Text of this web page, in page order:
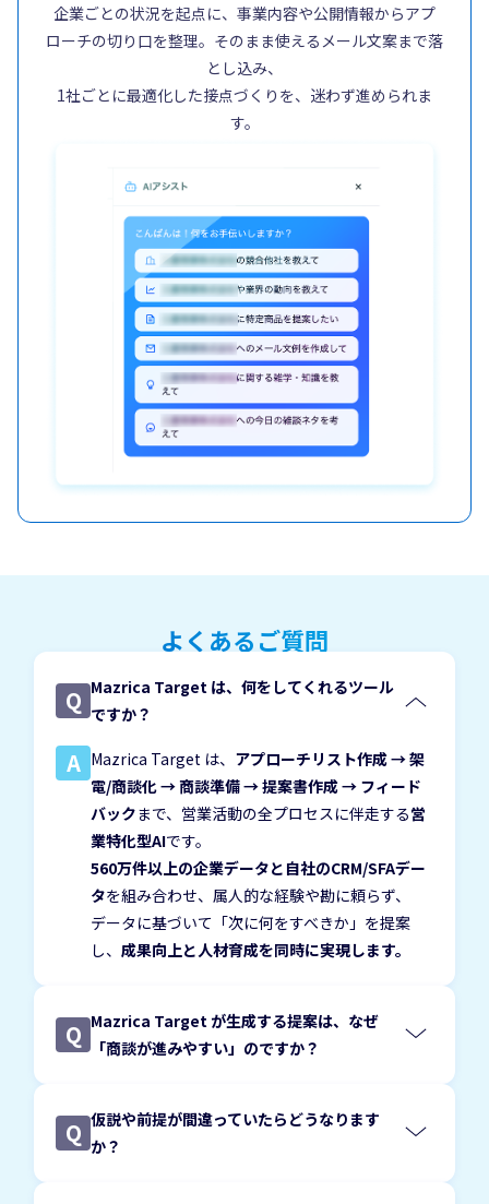
企業ごとの状況を起点に、事業内容や公開情報からアプ
ローチの切り口を整理。そのまま使えるメール文案まで落
とし込み、
1社ごとに最適化した接点づくりを、迷わず進められま
す。
よくあるご質問
Q Mazrica Target は、何をしてくれるツール
ですか？
A Mazrica Target は、 アプローチリスト作成 → 架
電/商談化 → 商談準備 → 提案書作成 → フィード
バックまで、 営業活動の全プロセスに伴走する営
業特化型AIです。
560万件以上の企業データと自社のCRM/SFAデー
タを組み合わせ、属人的な経験や勘に頼らず、
データに基づいて 「次に何をすべきか」を提案
し、 成果向上と人材育成を同時に実現します。
Q Mazrica Target が生成する提案は、なぜ
「商談が進みやすい」のですか？
Q 仮説や前提が間違っていたらどうなります
か？